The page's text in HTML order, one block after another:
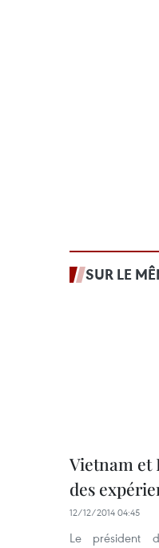
SUR LE
Vietnam et
des
12/12/2014 04:45
Le président